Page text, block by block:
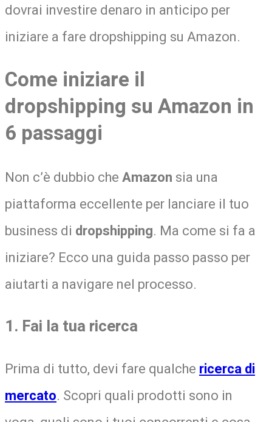
dovrai investire denaro in anticipo per
iniziare a fare dropshipping su Amazon.
Come iniziare il
dropshipping su Amazon in
6 passaggi
Non c’è dubbio cheAmazon sia una
piattaforma eccellente per lanciare il tuo
business di dropshipping. Ma come si fa a
iniziare? Ecco una guida passo passo per
aiutarti a navigare nel processo.
1. Fai la tua ricerca
Prima di tutto, devi fare qualche ricerca di
mercato. Scopri quali prodotti sono in